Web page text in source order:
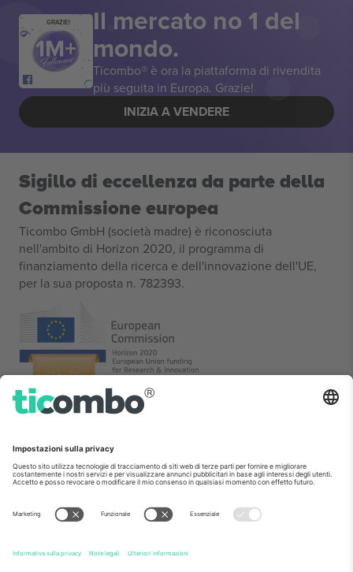
GRAZIE! Il mercato no 1 del
mondo.
Ticombo® è ora la piattaforma di rivendita
più seguita in Europa. Grazie!
INIZIA A VENDERE
Sigillo di eccellenza da parte della
Commissione europea
Ticombo GmbH (società madre) è riconosciuta
nell'ambito di Horizon 2020, il programma di
finanziamento della ricerca e dell'innovazione dell'UE,
per la sua proposta n. 782393.
Come visto al telegiornale